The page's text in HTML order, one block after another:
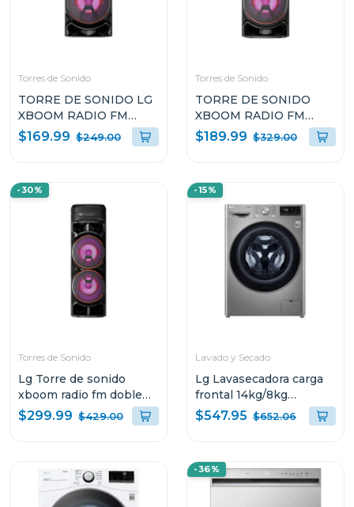
Torres de Sonido
TORRE DE SONIDO LG
XBOOM RADIO FM
MULTI BLUETOOTH
SUPER BASS BOOST
$169.99 $249.00
Torres de Sonido
TORRE DE SONIDO
XBOOM RADIO FM
MULTI BLUETOOTH
SUPER BASS BOOST
$189.99 $329.00
-30%
Torres de Sonido
Lg Torre de sonido
xboom radio fm doble
woofer multi bluetooth
super bass boost RNC9
$299.99 $429.00
-15%
Lavado y Secado
Lg Lavasecadora carga
frontal 14kg/8kg
wd14vv3 6 motion dd
con motor inverter ai
$547.95 $652.06
-36%